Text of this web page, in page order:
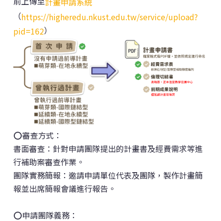
（https://higheredu.nkust.edu.tw/service/upload?
pid=162）
​⭕審查方式：
書面審查：針對申請團隊提出的計畫書及經費需求等進
行補助案審查作業。
團隊實務簡報：邀請申請單位代表及團隊，製作計畫簡
報並出席簡報會議進行報告。
⭕申請團隊義務：